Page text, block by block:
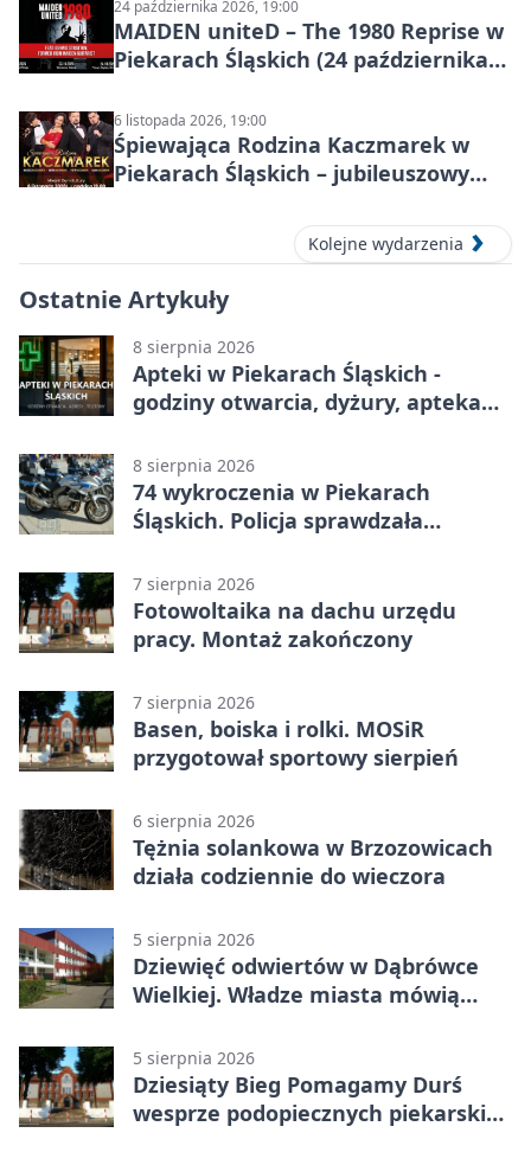
24 października 2026, 19:00
MAIDEN uniteD – The 1980 Reprise w
Piekarach Śląskich (24 października
6 listopada 2026, 19:00
Śpiewająca Rodzina Kaczmarek w
Piekarach Śląskich – jubileuszowy
Kolejne wydarzenia
Ostatnie Artykuły
8 sierpnia 2026
Apteki w Piekarach Śląskich -
godziny otwarcia, dyżury, apteka
8 sierpnia 2026
74 wykroczenia w Piekarach
Śląskich. Policja sprawdzała
7 sierpnia 2026
Fotowoltaika na dachu urzędu
pracy. Montaż zakończony
7 sierpnia 2026
Basen, boiska i rolki. MOSiR
przygotował sportowy sierpień
6 sierpnia 2026
Tężnia solankowa w Brzozowicach
działa codziennie do wieczora
5 sierpnia 2026
Dziewięć odwiertów w Dąbrówce
Wielkiej. Władze miasta mówią
5 sierpnia 2026
Dziesiąty Bieg Pomagamy Durś
wesprze podopiecznych piekarskich